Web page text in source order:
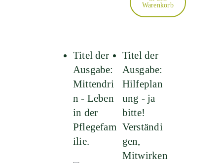
Warenkorb
Titel der
Ausgabe:
Mittendri
n - Leben
in der
Pflegefam
ilie.
Titel der
Ausgabe:
Hilfeplan
ung - ja
bitte!
Verständi
gen,
Mitwirken